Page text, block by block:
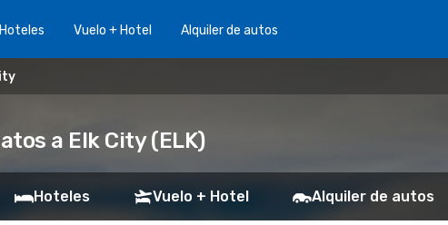
Hoteles Vuelo + Hotel Alquiler de autos
a Elk City (ELK)
Hoteles Vuelo + Hotel Alquiler de autos